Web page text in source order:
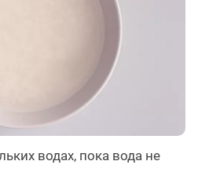
водах, пока вода не